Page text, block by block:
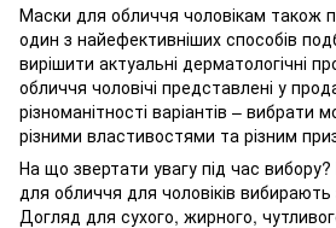
Маски для обличчя чоловікам також
один з найефективніших способів
вирішити актуальні дерматологічні
обличчя чоловічі представлені у
різноманітності варіантів – вибрати
різними властивостями та різним
На що звертати увагу під час
для обличчя для чоловіків
Догляд для сухого, жирного,